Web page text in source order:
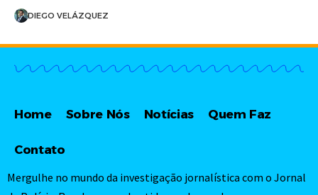
DIEGO VELÁZQUEZ
Home Sobre Nós Notícias Quem Faz
Contato
Mergulhe no mundo da investigação jornalística com o Jornal